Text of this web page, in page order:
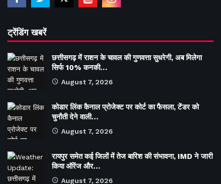
ट्रेंडिंग खबरें
छत्तीसगढ़ में राशन के चावल की गुणवत्ता सुधरेगी, अब मिलेगा
सिर्फ 10% कनकी…
August 7, 2026
कोडार लिंक कैनाल प्रोजेक्ट पर कोर्ट का फैसला, टेंडर को
चुनौती देने वाली…
August 7, 2026
रायपुर समेत कई जिलों में तेज बारिश की संभावना, IMD ने जारी
किया ऑरेंज और…
August 7, 2026